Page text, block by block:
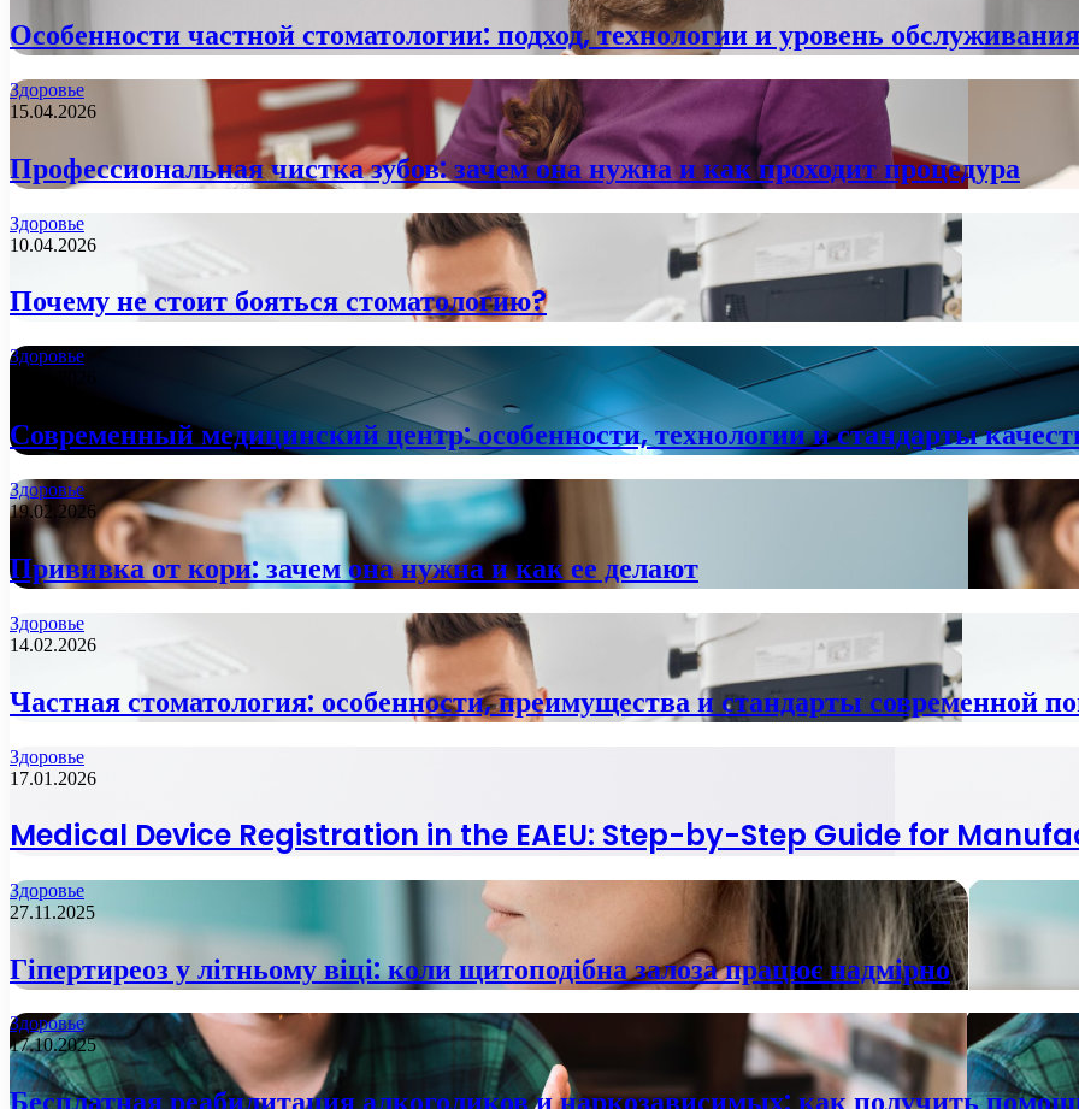
Особенности частной стоматологии: подход, технологии и уровень обслуживания
Здоровье
15.04.2026
Профессиональная чистка зубов: зачем она нужна и как проходит процедура
Здоровье
10.04.2026
Почему не стоит бояться стоматологию?
Здоровье
Современный медицинский центр: особенности, технологии и стандарты
Здоровье
19.02.2026
Прививка от кори: зачем она нужна и как ее делают
Здоровье
14.02.2026
Частная стоматология: особенности, преимущества и стандарты современной
Здоровье
17.01.2026
Medical Device Registration in the EAEU: Step-by-Step Guide for
Здоровье
27.11.2025
Гіпертиреоз у літньому віці: коли щитоподібна залоза працює надмірно
Здоровье
17.10.2025